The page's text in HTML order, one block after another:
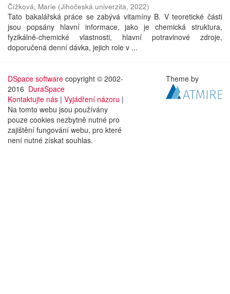
Čížková, Marie (Jihočeská univerzita, 2022)
Tato bakalářská práce se zabývá vitamíny B. V teoretické části
jsou popsány hlavní informace, jako je chemická struktura,
fyzikálně-chemické vlastnosti, hlavní potravinové zdroje,
doporučená denní dávka, jejich role v ...
DSpace software copyright © 2002-
2016 DuraSpace
Kontaktujte nás | Vyjádření názoru |
Na tomto webu jsou používány
pouze cookies nezbytně nutné pro
zajištění fungování webu, pro které
není nutné získat souhlas.
Theme by